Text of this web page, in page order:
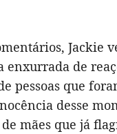
Jackie
enxurrada de
pessoas que
desse
mães que já